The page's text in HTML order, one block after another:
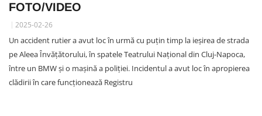
FOTO/VIDEO
2025-02-26
Un accident rutier a avut loc în urmă cu puțin timp la ieșirea de strada
pe Aleea Învățătorului, în spatele Teatrului Național din Cluj-Napoca,
între un BMW și o mașină a poliției. Incidentul a avut loc în apropierea
clădirii în care funcționează Registru